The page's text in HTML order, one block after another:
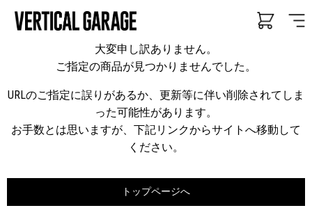
大変申し訳ありません。
ご指定の商品が見つかりませんでした。
URLのご指定に誤りがあるか、更新等に伴い削除されてしま
った可能性があります。
お手数とは思いますが、下記リンクからサイトへ移動して
ください。
トップページへ